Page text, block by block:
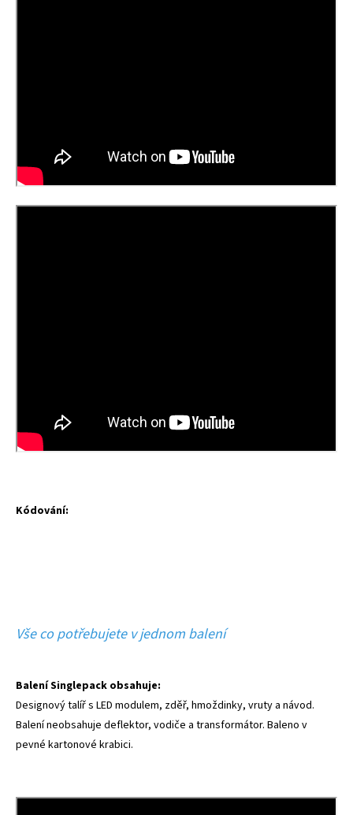
Kódování:
Vše co potřebujete v jednom balení
Balení Singlepack obsahuje:
Designový talíř s LED modulem, zděř, hmoždinky, vruty a návod.
Balení neobsahuje deflektor, vodiče a transformátor. Baleno v
pevné kartonové krabici.